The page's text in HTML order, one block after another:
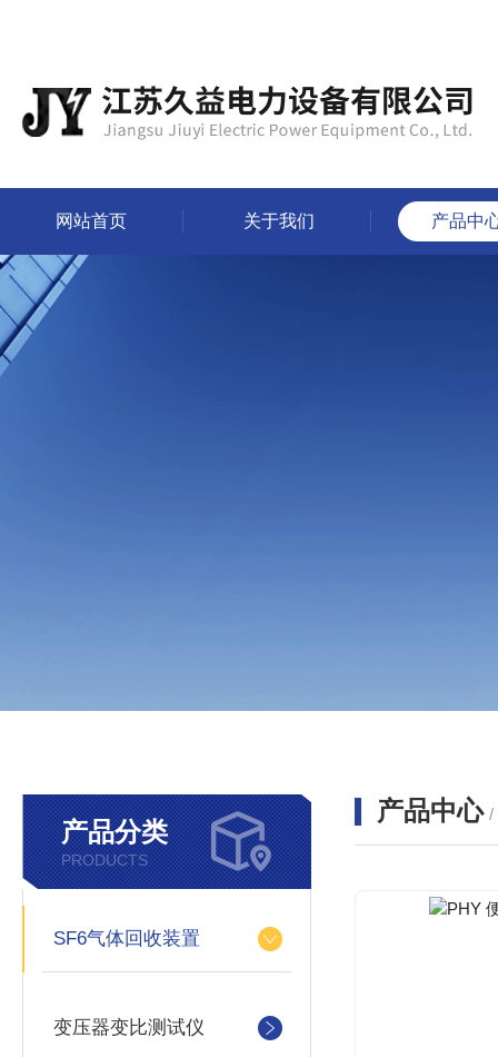
网站首页 关于我们 产品中
产品分类
PRODUCTS
SF6气体回收装置
变压器变比测试仪
产品中心 /